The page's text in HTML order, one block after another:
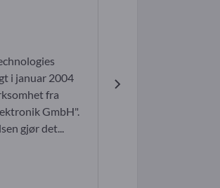
i januar 2004
fra
GmbH".
gjør det...